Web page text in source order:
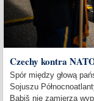
Czechy kontra
Spór między głową
Sojuszu
Babiš nie zamierza